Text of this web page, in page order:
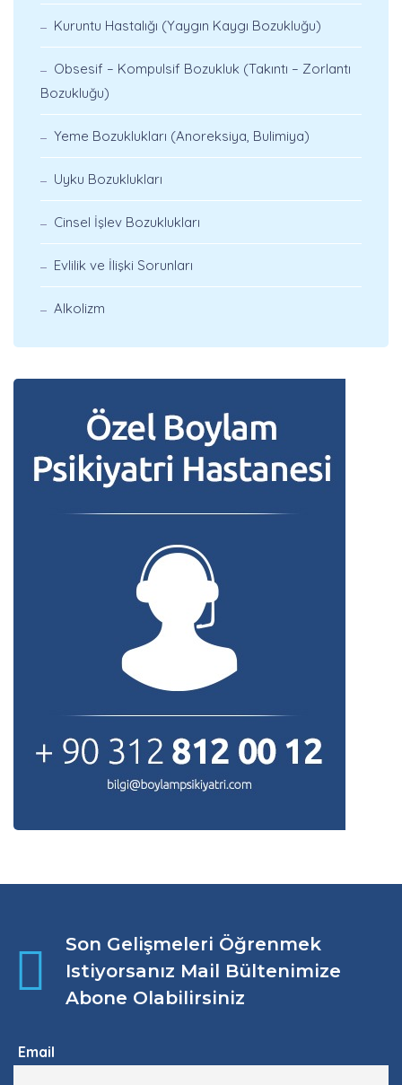
Kuruntu Hastalığı (Yaygın Kaygı Bozukluğu)
Obsesif – Kompulsif Bozukluk (Takıntı – Zorlantı
Bozukluğu)
Yeme Bozuklukları (Anoreksiya, Bulimiya)
Uyku Bozuklukları
Cinsel İşlev Bozuklukları
Evlilik ve İlişki Sorunları
Alkolizm
Son Gelişmeleri Öğrenmek
Istiyorsanız Mail Bültenimize
Abone Olabilirsiniz
Email